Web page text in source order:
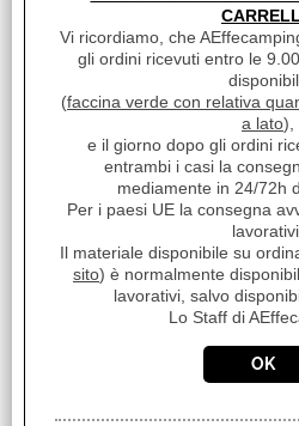
CHH 40 0810057N
Cod. art.:
Marca:
Unità di misura:
Serbatoio mobile per acqua
resistente materiale plastico
Maniglia di trasporto [...]
Disponibilità:
Disponibile
Vi ricordiamo, che
gli ordini ricevuti entro le
(faccina verde con relativa
a lato),
e il giorno dopo gli ordini
entrambi i casi la
mediamente in 24/72h
Per i paesi UE la consegna
lavorativi.
Il materiale disponibile su
sito) è normalmente
lavorativi, salvo
Lo Staff di